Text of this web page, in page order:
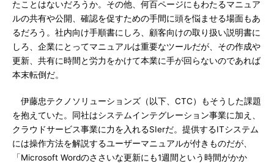
たことはないだろうか。その他、何百ページにもわたるマニュア
ルの共有や公開、確認を促すための手間に頭を悩ませる場面もあ
るだろう。社内向け手順書にしろ、顧客向けの取り扱い説明書に
しろ、企業にとってマニュアルは重要なツールだが、その作成や
更新、共有に時間と労力をかけて本業に手が回らないのであれば
本末転倒だ。
伊藤忠テクノソリューションズ（以下、CTC）もそうした課題
を抱えていた。同社はシステムインテグレーション事業に加え、
クラウドサービス事業に力を入れるSIerだ。提供するITシステム
には操作方法を解説するユーザーマニュアルが付きものだが、
「Microsoft Wordのささいな更新にも1週間という時間がかか